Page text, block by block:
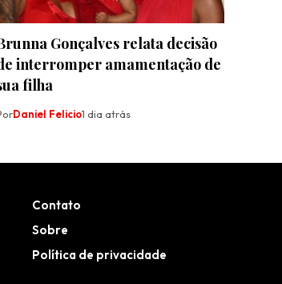
Gonçalves relata decisão
interromper amamentação de
filha
Daniel Felicio1 dia atrás
Contato
Sobre
Política de privacidade